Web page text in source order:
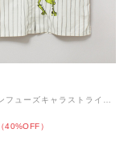
（40%OFF）